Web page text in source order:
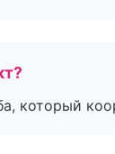
который